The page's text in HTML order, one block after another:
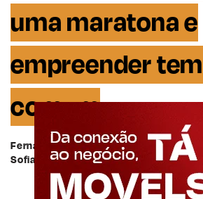
uma maratona e
empreender
comum
Fernanda Berté é empreendedora à
Sofia Karaokê e maratonista